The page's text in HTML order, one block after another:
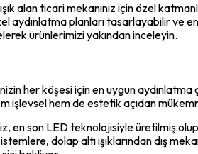
alan ticari mekanınız için özel
aydınlatma planları tasarlayabilir ve
ürünlerimizi yakından inceleyin.
her köşesi için en uygun
işlevsel hem de estetik açıdan
en son LED teknolojisiyle üretilmiş
dolap altı ışıklarından dış